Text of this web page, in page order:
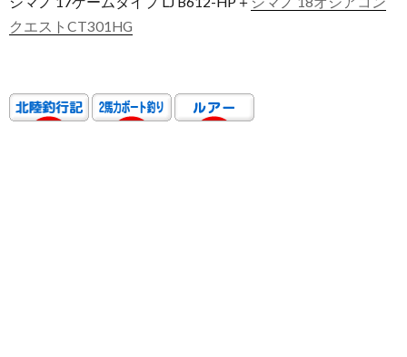
クエストCT301HG